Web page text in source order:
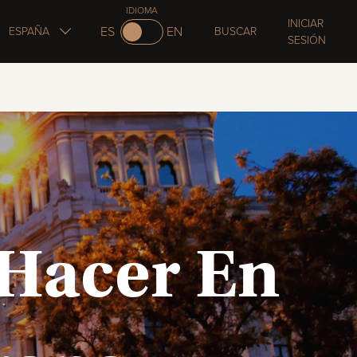
ESPAÑA ES
IDIOMA
EN BUSCAR
INICIAR
SESIÓN
En